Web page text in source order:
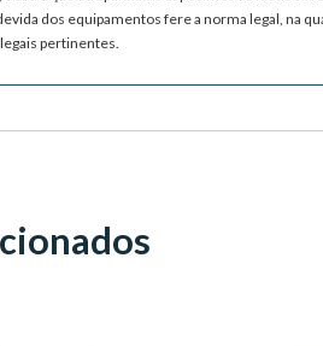
dos equipamentos fere a norma legal, na
pertinentes.